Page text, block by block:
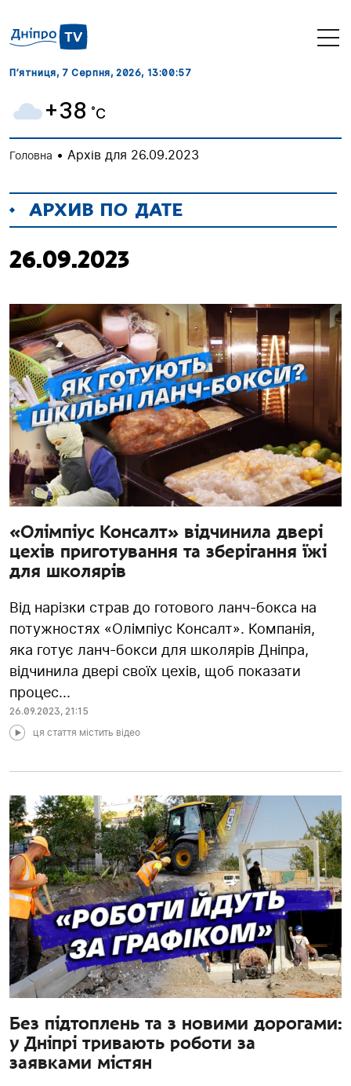
П’ятниця, 7 Серпня, 2026, 13:00:58
+38 ˚C
Головна • Архів для 26.09.2023
АРХИВ ПО ДАТЕ
26.09.2023
«Олімпіус Консалт» відчинила двері
цехів приготування та зберігання їжі
для школярів
Від нарізки страв до готового ланч-бокса на
потужностях «Олімпіус Консалт». Компанія,
яка готує ланч-бокси для школярів Дніпра,
відчинила двері своїх цехів, щоб показати
процес...
26.09.2023, 21:15
ця стаття містить відео
Без підтоплень та з новими дорогами:
у Дніпрі тривають роботи за
заявками містян